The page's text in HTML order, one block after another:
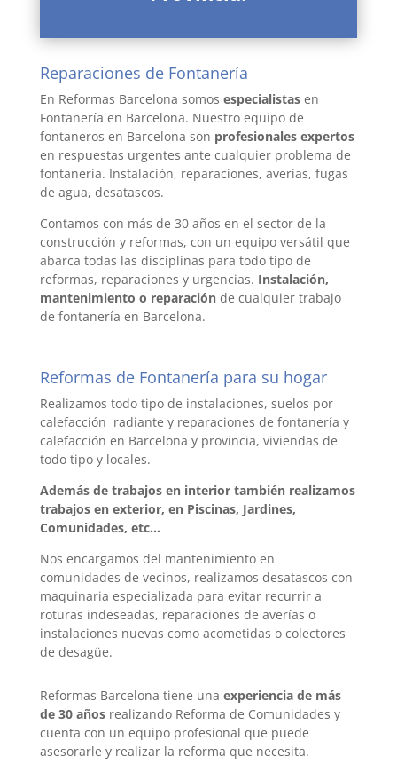
Reparaciones de Fontanería
En Reformas Barcelona somos especialistasen
Fontanería en Barcelona. Nuestro equipo de
fontaneros en Barcelona son profesionales expertos
en respuestas urgentes ante cualquier problema de
fontanería. Instalación, reparaciones, averías, fugas
de agua, desatascos.
Contamos con más de 30 años en el sector de la
construcción y reformas, con un equipo versátil que
abarca todas las disciplinas para todo tipo de
reformas, reparaciones y urgencias. Instalación,
mantenimiento o reparaciónde cualquier trabajo
de fontanería en Barcelona.
Reformas de Fontanería para su hogar
Realizamos todo tipo de instalaciones, suelos por
calefacción radiante y reparaciones de fontanería y
calefacción en Barcelona y provincia, viviendas de
todo tipo y locales.
Además de trabajos en interior también realizamos
trabajos en exterior, en Piscinas, Jardines,
Comunidades, etc…
Nos encargamos del mantenimiento en
comunidades de vecinos, realizamos desatascos con
maquinaria especializada para evitar recurrir a
roturas indeseadas, reparaciones de averías o
instalaciones nuevas como acometidas o colectores
de desagüe.
Reformas Barcelona tiene una experiencia de más
de 30 añosrealizando Reforma de Comunidades y
cuenta con un equipo profesional que puede
asesorarle y realizar la reforma que necesita.